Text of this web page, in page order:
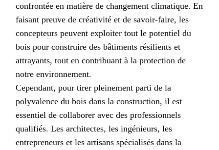
confrontée en matière de changement climatique. En
faisant preuve de créativité et de savoir-faire, les
concepteurs peuvent exploiter tout le potentiel du
bois pour construire des bâtiments résilients et
attrayants, tout en contribuant à la protection de
notre environnement.
Cependant, pour tirer pleinement parti de la
polyvalence du bois dans la construction, il est
essentiel de collaborer avec des professionnels
qualifiés. Les architectes, les ingénieurs, les
entrepreneurs et les artisans spécialisés dans la